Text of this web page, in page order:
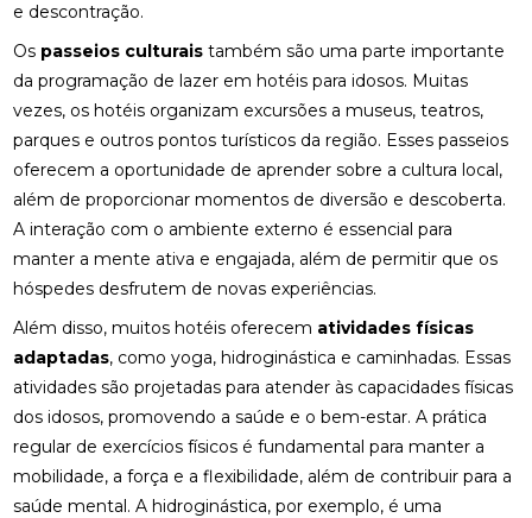
e descontração.
Os passeios culturais também são uma parte importante
da programação de lazer em hotéis para idosos. Muitas
vezes, os hotéis organizam excursões a museus, teatros,
parques e outros pontos turísticos da região. Esses passeios
oferecem a oportunidade de aprender sobre a cultura local,
além de proporcionar momentos de diversão e descoberta.
A interação com o ambiente externo é essencial para
manter a mente ativa e engajada, além de permitir que os
hóspedes desfrutem de novas experiências.
Além disso, muitos hotéis oferecem atividades físicas
adaptadas, como yoga, hidroginástica e caminhadas. Essas
atividades são projetadas para atender às capacidades físicas
dos idosos, promovendo a saúde e o bem-estar. A prática
regular de exercícios físicos é fundamental para manter a
mobilidade, a força e a flexibilidade, além de contribuir para a
saúde mental. A hidroginástica, por exemplo, é uma